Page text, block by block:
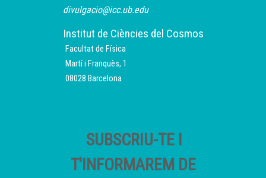
divulgacio@icc.ub.edu
Institut de Ciències del Cosmos
Facultat de Física
Martí i Franquès, 1
08028 Barcelona
SUBSCRIU-TE I
T'INFORMAREM DE